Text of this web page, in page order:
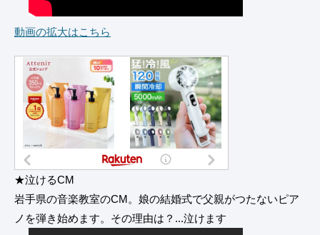
動画の拡大はこちら
★泣けるCM
岩手県の音楽教室のCM。娘の結婚式で父親がつたないピア
ノを弾き始めます。その理由は？...泣けます